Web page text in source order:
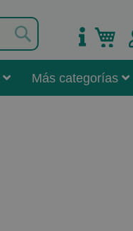
Mi
Más categorías